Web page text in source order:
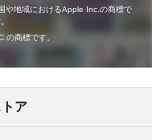
や地域におけるApple Inc.の商標で
商標です。
ア